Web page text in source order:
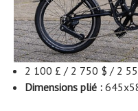
2 100 £ / 2 750 $ / 2
Dimensions plié :